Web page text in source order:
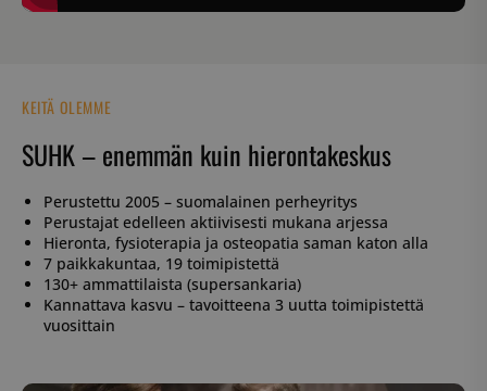
KEITÄ OLEMME
SUHK – enemmän kuin hierontakeskus
Perustettu 2005 – suomalainen perheyritys
Perustajat edelleen aktiivisesti mukana arjessa
Hieronta, fysioterapia ja osteopatia saman katon alla
7 paikkakuntaa, 19 toimipistettä
130+ ammattilaista (supersankaria)
Kannattava kasvu – tavoitteena 3 uutta toimipistettä
vuosittain